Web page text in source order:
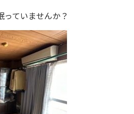
ていませんか？